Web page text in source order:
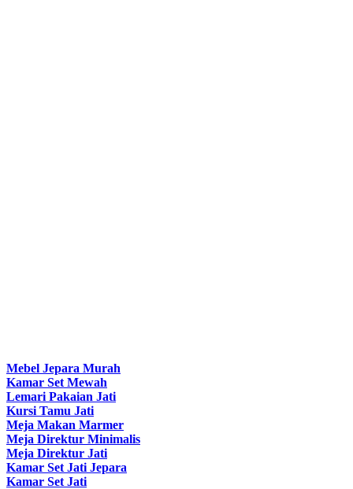
Mebel Jepara Murah
Kamar Set Mewah
Lemari Pakaian Jati
Kursi Tamu Jati
Meja Makan Marmer
Meja Direktur Minimalis
Meja Direktur Jati
Kamar Set Jati Jepara
Kamar Set Jati